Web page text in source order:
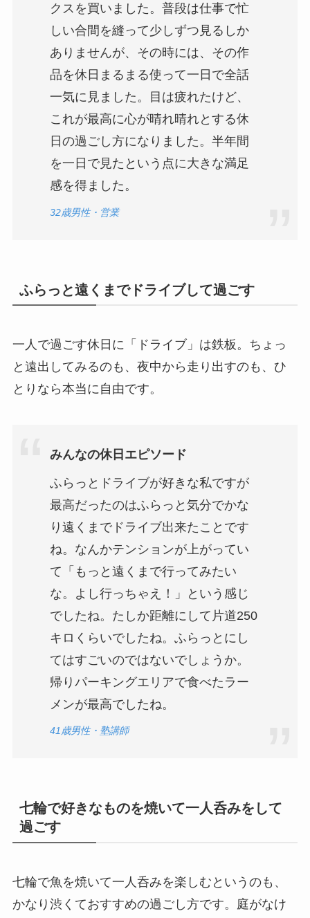
クスを買いました。普段は仕事で忙
しい合間を縫って少しずつ見るしか
ありませんが、その時には、その作
品を休日まるまる使って一日で全話
一気に見ました。目は疲れたけど、
これが最高に心が晴れ晴れとする休
日の過ごし方になりました。半年間
を一日で見たという点に大きな満足
感を得ました。
32歳男性・営業
ふらっと遠くまでドライブして過ごす
一人で過ごす休日に「ドライブ」は鉄板。ちょっ
と遠出してみるのも、夜中から走り出すのも、ひ
とりなら本当に自由です。
みんなの休日エピソード
ふらっとドライブが好きな私ですが
最高だったのはふらっと気分でかな
り遠くまでドライブ出来たことです
ね。なんかテンションが上がってい
て「もっと遠くまで行ってみたい
な。よし行っちゃえ！」という感じ
でしたね。たしか距離にして片道250
キロくらいでしたね。ふらっとにし
てはすごいのではないでしょうか。
帰りパーキングエリアで食べたラー
メンが最高でしたね。
41歳男性・塾講師
七輪で好きなものを焼いて一人呑みをして
過ごす
七輪で魚を焼いて一人呑みを楽しむというのも、
かなり渋くておすすめの過ごし方です。庭がなけ